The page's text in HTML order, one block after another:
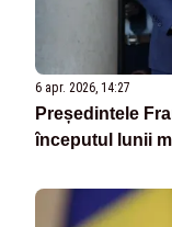
6 apr. 2026, 14:27
Președintele
începutul lunii